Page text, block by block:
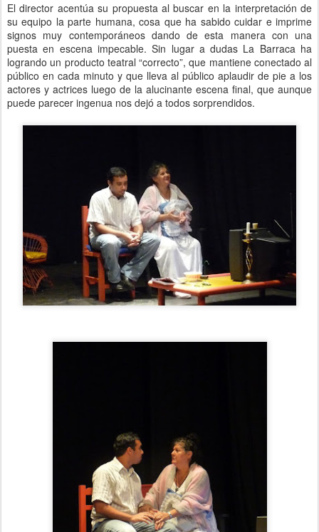
El director acentúa su propuesta al buscar en la interpretación de
su equipo la parte humana, cosa que ha sabido cuidar e imprime
signos muy contemporáneos dando de esta manera con una
puesta en escena impecable. Sin lugar a dudas La Barraca ha
logrando un producto teatral “correcto”, que mantiene conectado al
público en cada minuto y que lleva al público aplaudir de pie a los
actores y actrices luego de la alucinante escena final, que aunque
puede parecer ingenua nos dejó a todos sorprendidos.